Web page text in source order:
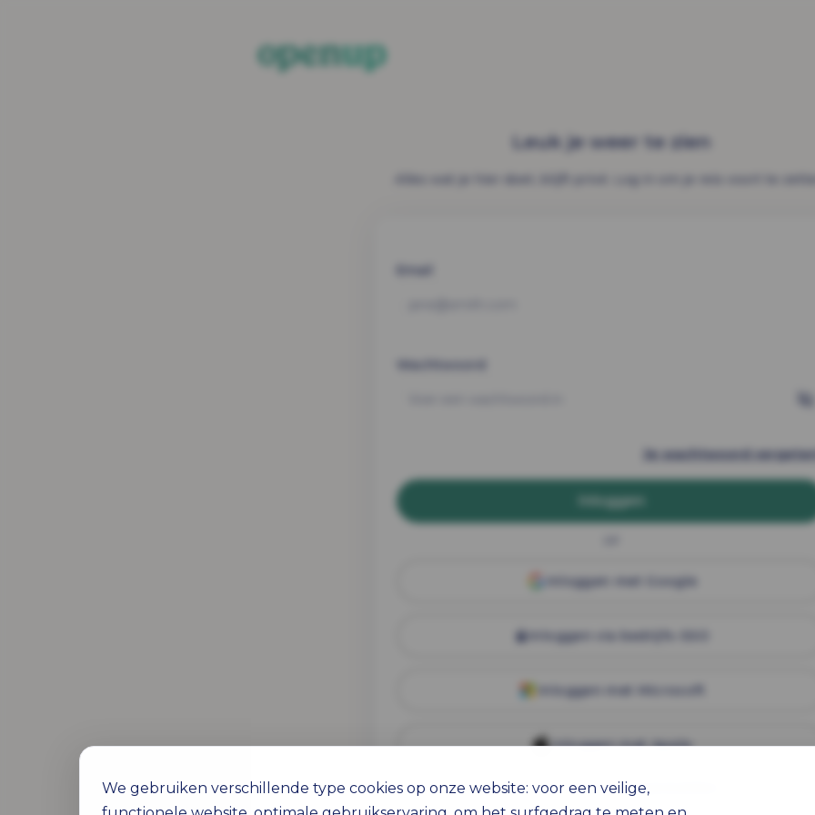
We gebruiken verschillende type cookies op onze website: voor een veilige,
Leuk je weer te zien
Je wachtwoord
Inloggen
Inloggen met Google
Inloggen via bedrijfs-SSO
Inloggen met Microsoft
Inloggen met Apple
Nog geen account? Aanmelden